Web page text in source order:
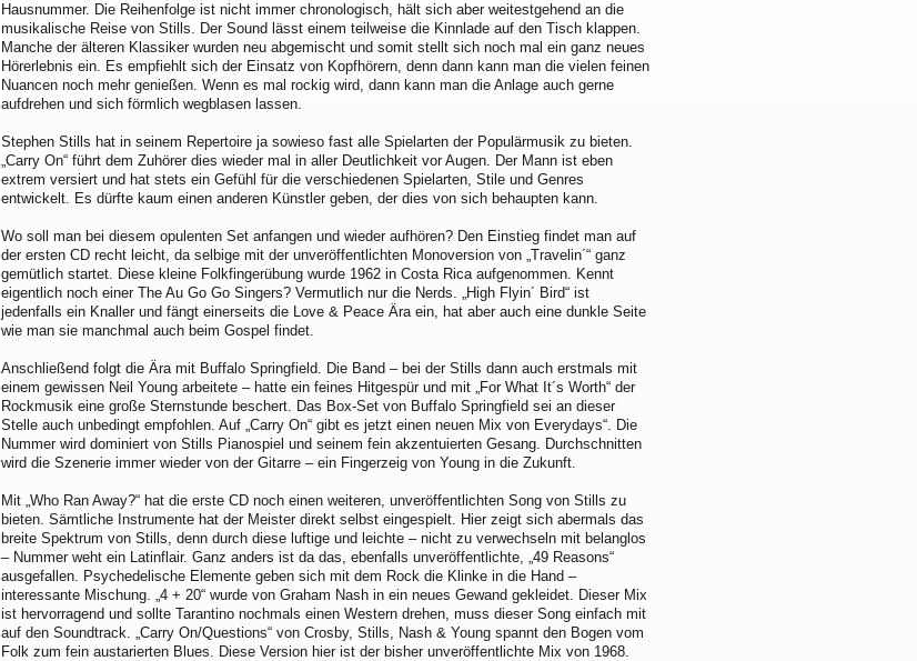
Hausnummer. Die Reihenfolge ist nicht immer chronologisch, hält sich aber weitestgehend an die
musikalische Reise von Stills. Der Sound lässt einem teilweise die Kinnlade auf den Tisch klappen.
Manche der älteren Klassiker wurden neu abgemischt und somit stellt sich noch mal ein ganz neues
Hörerlebnis ein. Es empfiehlt sich der Einsatz von Kopfhörern, denn dann kann man die vielen feinen
Nuancen noch mehr genießen. Wenn es mal rockig wird, dann kann man die Anlage auch gerne
aufdrehen und sich förmlich wegblasen lassen.
Stephen Stills hat in seinem Repertoire ja sowieso fast alle Spielarten der Populärmusik zu bieten.
„Carry On“ führt dem Zuhörer dies wieder mal in aller Deutlichkeit vor Augen. Der Mann ist eben
extrem versiert und hat stets ein Gefühl für die verschiedenen Spielarten, Stile und Genres
entwickelt. Es dürfte kaum einen anderen Künstler geben, der dies von sich behaupten kann.
Wo soll man bei diesem opulenten Set anfangen und wieder aufhören? Den Einstieg findet man auf
der ersten CD recht leicht, da selbige mit der unveröffentlichten Monoversion von „Travelin´“ ganz
gemütlich startet. Diese kleine Folkfingerübung wurde 1962 in Costa Rica aufgenommen. Kennt
eigentlich noch einer The Au Go Go Singers? Vermutlich nur die Nerds. „High Flyin´ Bird“ ist
jedenfalls ein Knaller und fängt einerseits die Love & Peace Ära ein, hat aber auch eine dunkle Seite
wie man sie manchmal auch beim Gospel findet.
Anschließend folgt die Ära mit Buffalo Springfield. Die Band – bei der Stills dann auch erstmals mit
einem gewissen Neil Young arbeitete – hatte ein feines Hitgespür und mit „For What It´s Worth“ der
Rockmusik eine große Sternstunde beschert. Das Box-Set von Buffalo Springfield sei an dieser
Stelle auch unbedingt empfohlen. Auf „Carry On“ gibt es jetzt einen neuen Mix von Everydays“. Die
Nummer wird dominiert von Stills Pianospiel und seinem fein akzentuierten Gesang. Durchschnitten
wird die Szenerie immer wieder von der Gitarre – ein Fingerzeig von Young in die Zukunft.
Mit „Who Ran Away?“ hat die erste CD noch einen weiteren, unveröffentlichten Song von Stills zu
bieten. Sämtliche Instrumente hat der Meister direkt selbst eingespielt. Hier zeigt sich abermals das
breite Spektrum von Stills, denn durch diese luftige und leichte – nicht zu verwechseln mit belanglos
– Nummer weht ein Latinflair. Ganz anders ist da das, ebenfalls unveröffentlichte, „49 Reasons“
ausgefallen. Psychedelische Elemente geben sich mit dem Rock die Klinke in die Hand –
interessante Mischung. „4 + 20“ wurde von Graham Nash in ein neues Gewand gekleidet. Dieser Mix
ist hervorragend und sollte Tarantino nochmals einen Western drehen, muss dieser Song einfach mit
auf den Soundtrack. „Carry On/Questions“ von Crosby, Stills, Nash & Young spannt den Bogen vom
Folk zum fein austarierten Blues. Diese Version hier ist der bisher unveröffentlichte Mix von 1968.